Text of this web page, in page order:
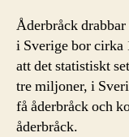
Åderbråck
i Sverige bor cirka
att det statistiskt
tre miljoner, i
få åderbråck och
åderbråck.